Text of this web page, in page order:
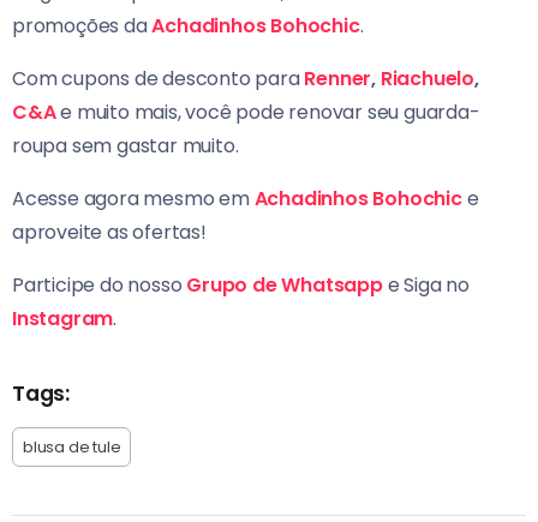
promoções daAchadinhos Bohochic.
Com cupons de desconto paraRenner, Riachuelo,
C&Ae muito mais, você pode renovar seu guarda-
roupa sem gastar muito.
Acesse agora mesmo emAchadinhos Bohochice
aproveite as ofertas!
Participe do nosso Grupo de Whatsappe Siga no
Instagram.
Tags:
blusa de tule